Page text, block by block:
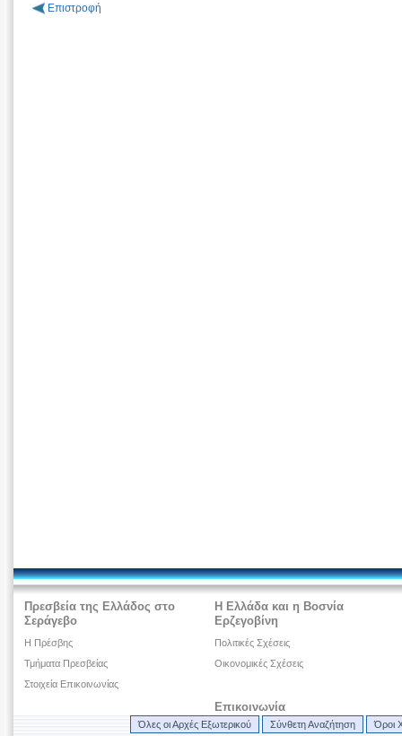
Επιστροφή
Πρεσβεία της Ελλάδος στο
Σεράγεβο
H Πρέσβης
Τμήματα Πρεσβείας
Στοιχεία Επικοινωνίας
Η Ελλάδα και η Βοσνία
Ερζεγοβίνη
Πολιτικές Σχέσεις
Οικονομικές Σχέσεις
Επικοινωνία
Όλες οι Αρχές Εξωτερικού Σύνθετη Αναζήτηση Όροι